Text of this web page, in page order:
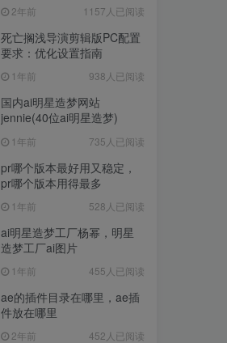
2年前 1157人已阅读
死亡搁浅导演剪辑版PC配置
要求：优化设置指南
1年前 938人已阅读
国内ai明星造梦网站
jennie(40位ai明星造梦)
1年前 735人已阅读
pr哪个版本最好用又稳定，
pr哪个版本用得最多
1年前 528人已阅读
ai明星造梦工厂杨幂，明星
造梦工厂ai图片
1年前 455人已阅读
ae的插件目录在哪里，ae插
件放在哪里
2年前 452人已阅读